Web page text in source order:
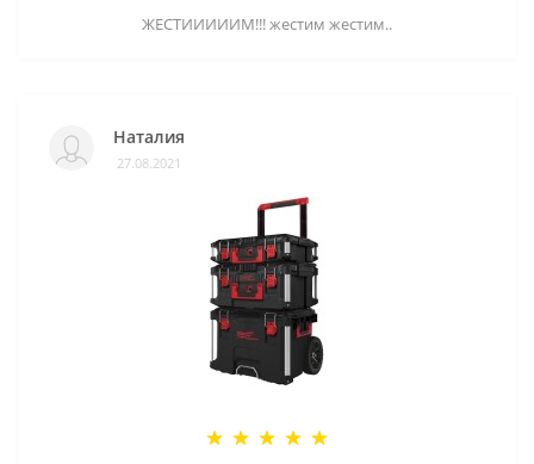
ЖЕСТИИИИИМ!!! жестим жестим..
Наталия
27.08.2021